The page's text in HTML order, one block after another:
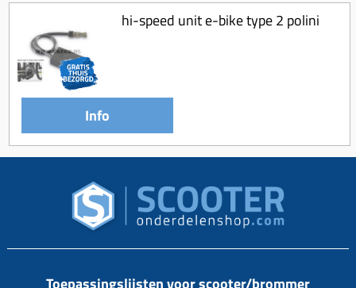
hi-speed unit e-bike type 2 polini
Info